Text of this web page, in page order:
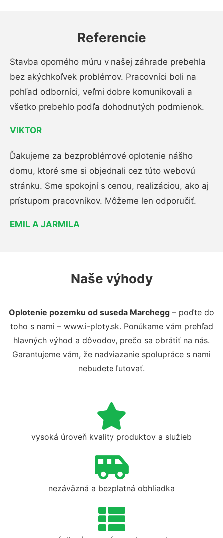
Referencie
Stavba oporného múru v našej záhrade prebehla
bez akýchkoľvek problémov. Pracovníci boli na
pohľad odborníci, veľmi dobre komunikovali a
všetko prebehlo podľa dohodnutých podmienok.
VIKTOR
Ďakujeme za bezproblémové oplotenie nášho
domu, ktoré sme si objednali cez túto webovú
stránku. Sme spokojní s cenou, realizáciou, ako aj
prístupom pracovníkov. Môžeme len odporučiť.
EMIL A JARMILA
Naše výhody
Oplotenie pozemku od suseda Marchegg – poďte do
toho s nami – www.i-ploty.sk. Ponúkame vám prehľad
hlavných výhod a dôvodov, prečo sa obrátiť na nás.
Garantujeme vám, že nadviazanie spolupráce s nami
nebudete ľutovať.
vysoká úroveň kvality produktov a služieb
nezáväzná a bezplatná obhliadka